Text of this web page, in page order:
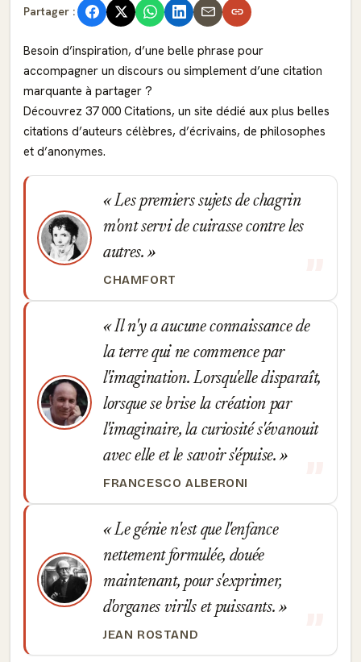
Partager :
Besoin d’inspiration, d’une belle phrase pour
accompagner un discours ou simplement d’une citation
marquante à partager ?
Découvrez 37 000 Citations, un site dédié aux plus belles
citations d’auteurs célèbres, d’écrivains, de philosophes
et d’anonymes.
Les premiers sujets de chagrin
m'ont servi de cuirasse contre les
autres.
CHAMFORT
Il n'y a aucune connaissance de
la terre qui ne commence par
l'imagination. Lorsqu'elle disparaît,
lorsque se brise la création par
l'imaginaire, la curiosité s'évanouit
avec elle et le savoir s'épuise.
FRANCESCO ALBERONI
Le génie n'est que l'enfance
nettement formulée, douée
maintenant, pour s'exprimer,
d'organes virils et puissants.
JEAN ROSTAND